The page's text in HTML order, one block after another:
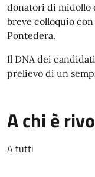
donatori di midollo
breve colloquio
Pontedera.
Il DNA dei
prelievo di un
A chi è
A tutti